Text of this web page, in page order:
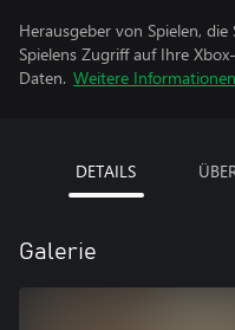
Herausgeber von Spielen,
Spielens Zugriff auf Ihre
Daten. Weitere Informationen
DETAILS
Galerie